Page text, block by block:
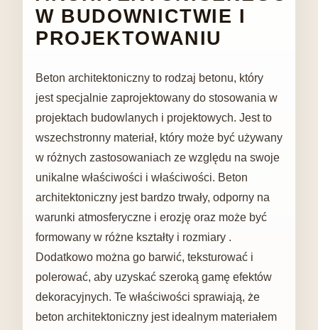
W BUDOWNICTWIE I
PROJEKTOWANIU
Beton architektoniczny to rodzaj betonu, który
jest specjalnie zaprojektowany do stosowania w
projektach budowlanych i projektowych. Jest to
wszechstronny materiał, który może być używany
w różnych zastosowaniach ze względu na swoje
unikalne właściwości i właściwości. Beton
architektoniczny jest bardzo trwały, odporny na
warunki atmosferyczne i erozję oraz może być
formowany w różne kształty i rozmiary .
Dodatkowo można go barwić, teksturować i
polerować, aby uzyskać szeroką gamę efektów
dekoracyjnych. Te właściwości sprawiają, że
beton architektoniczny jest idealnym materiałem